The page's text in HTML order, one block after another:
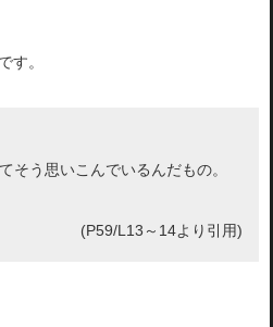
す。
そう思いこんでいるんだもの。
(P59/L13～14より引用)